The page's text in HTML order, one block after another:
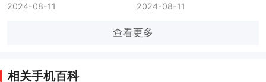
2024-08-11 2024-08-11
查看更多
相关手机百科